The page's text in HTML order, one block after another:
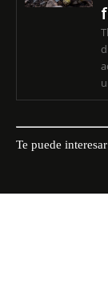
Te puede